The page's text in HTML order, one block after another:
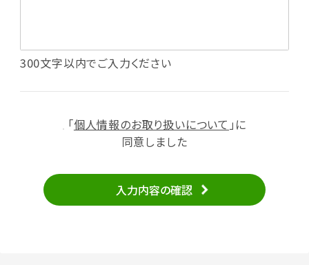
・投稿したクチコミ情報、写真の本サービスへの
・メールマガジン、お知らせ、広告等の配信
（2）ユーザーからのお問い合わせへの対応
せの内容確認、返答
・当サービスの品質改善
300文字以内でご入力ください
「個人情報のお取り扱いについて 」に
同意しました
入力内容の確認